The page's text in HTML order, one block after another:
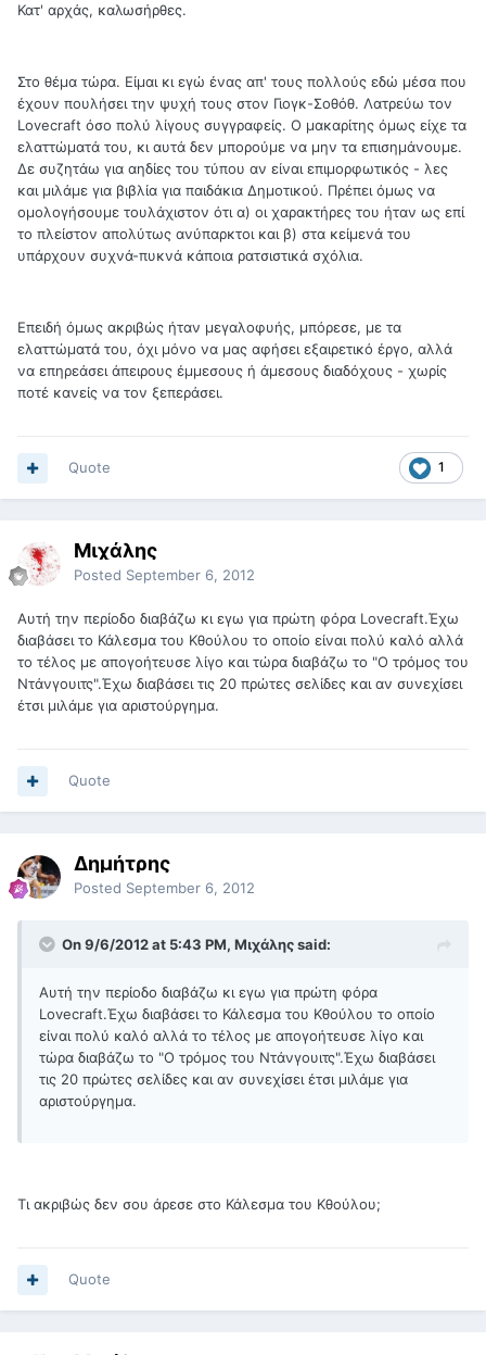
Κατ' αρχάς, καλωσήρθες.
Στο θέμα τώρα. Είμαι κι εγώ ένας απ' τους πολλούς εδώ μέσα που
έχουν πουλήσει την ψυχή τους στον Γιογκ-Σοθόθ. Λατρεύω τον
Lovecraft όσο πολύ λίγους συγγραφείς. Ο μακαρίτης όμως είχε τα
ελαττώματά του, κι αυτά δεν μπορούμε να μην τα επισημάνουμε.
Δε συζητάω για αηδίες του τύπου αν είναι επιμορφωτικός - λες
και μιλάμε για βιβλία για παιδάκια Δημοτικού. Πρέπει όμως να
ομολογήσουμε τουλάχιστον ότι α) οι χαρακτήρες του ήταν ως επί
το πλείστον απολύτως ανύπαρκτοι και β) στα κείμενά του
υπάρχουν συχνά-πυκνά κάποια ρατσιστικά σχόλια.
Επειδή όμως ακριβώς ήταν μεγαλοφυής, μπόρεσε, με τα
ελαττώματά του, όχι μόνο να μας αφήσει εξαιρετικό έργο, αλλά
να επηρεάσει άπειρους έμμεσους ή άμεσους διαδόχους - χωρίς
ποτέ κανείς να τον ξεπεράσει.
1
Quote
Μιχάλης
Posted September 6, 2012
Αυτή την περίοδο διαβάζω κι εγω για πρώτη φόρα Lovecraft.Έχω
διαβάσει το Κάλεσμα του Κθούλου το οποίο είναι πολύ καλό αλλά
το τέλος με απογοήτευσε λίγο και τώρα διαβάζω το "Ο τρόμος του
Ντάνγουιτς".Έχω διαβάσει τις 20 πρώτες σελίδες και αν συνεχίσει
έτσι μιλάμε για αριστούργημα.
Quote
Δημήτρης
Posted September 6, 2012
On 9/6/2012 at 5:43 PM, Μιχάλης said:
Αυτή την περίοδο διαβάζω κι εγω για πρώτη φόρα
Lovecraft.Έχω διαβάσει το Κάλεσμα του Κθούλου το οποίο
είναι πολύ καλό αλλά το τέλος με απογοήτευσε λίγο και
τώρα διαβάζω το "Ο τρόμος του Ντάνγουιτς".Έχω διαβάσει
τις 20 πρώτες σελίδες και αν συνεχίσει έτσι μιλάμε για
αριστούργημα.
Τι ακριβώς δεν σου άρεσε στο Κάλεσμα του Κθούλου;
Quote